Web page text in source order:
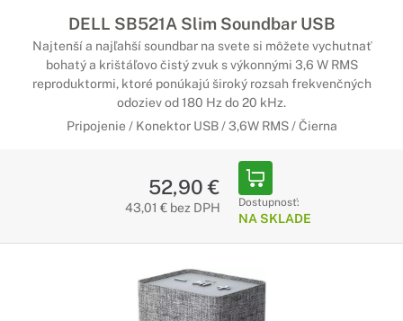
Bezdrôtové reproduktory
Pohodlné pripojenie
Bezdrôtové reproduktory sú vybavené technológiou
Bluetooth, vďaka ktorej sa k nim jednoducho pripojíte so
svojím smartfónom alebo iným mobilným zariadením. Rýchle
Káblové reproduktory
Ten najkvalitnejší prenos zvuku
Káblové reproduktory sú navrhnuté pre spoľahlivý prenos
kvalitného zvuku. Pripojte ich jednoducho k svojmu zariadeniu
a užívajte si krištáľovo čistý zvuk po celý deň.
DELL SB521A Slim Soundbar USB
Najtenší a najľahší soundbar na svete si môžete vychutnať
bohatý a krištáľovo čistý zvuk s výkonnými 3,6 W RMS
reproduktormi, ktoré ponúkajú široký rozsah frekvenčných
odoziev od 180 Hz do 20 kHz.
Pripojenie / Konektor USB / 3,6W RMS / Čierna
52,90 €
43,01 € bez DPH Dostupnosť:
NA SKLADE